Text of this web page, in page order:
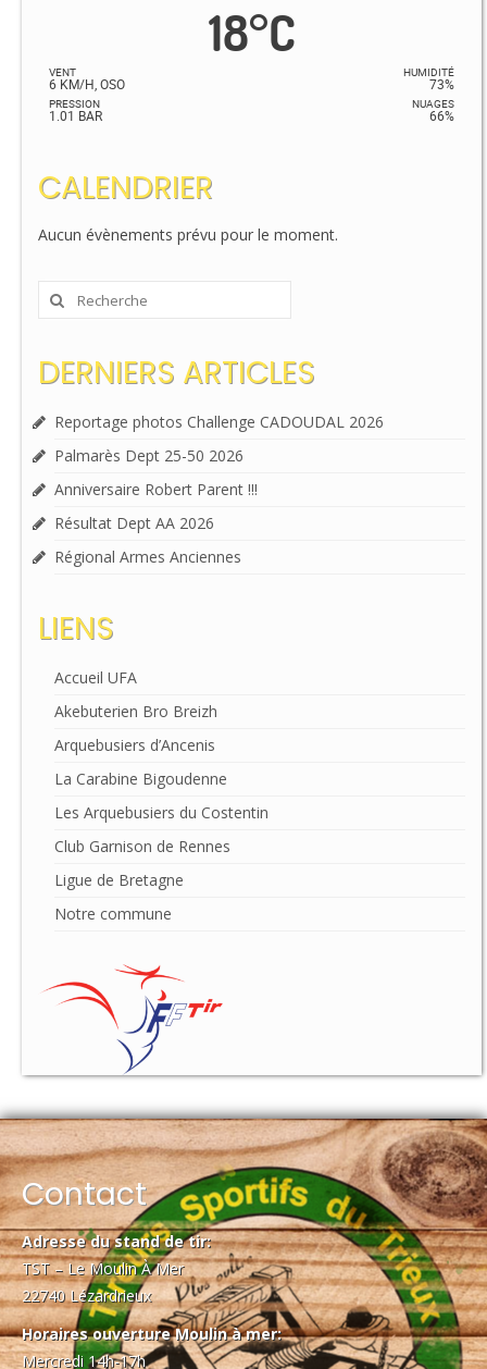
18°C
VENT
6 KM/H, OSO
PRESSION
1.01 BAR
HUMIDITÉ
73%
NUAGES
66%
CALENDRIER
Aucun évènements prévu pour le moment.
Rechercher
:
DERNIERS ARTICLES
Reportage photos Challenge CADOUDAL 2026
Palmarès Dept 25-50 2026
Anniversaire Robert Parent !!!
Résultat Dept AA 2026
Régional Armes Anciennes
LIENS
Accueil UFA
Akebuterien Bro Breizh
Arquebusiers d’Ancenis
La Carabine Bigoudenne
Les Arquebusiers du Costentin
Club Garnison de Rennes
Ligue de Bretagne
Notre commune
Contact
Adresse du stand de tir:
TST – Le Moulin À Mer
22740 Lézardrieux
Horaires ouverture Moulin à mer:
Mercredi 14h-17h